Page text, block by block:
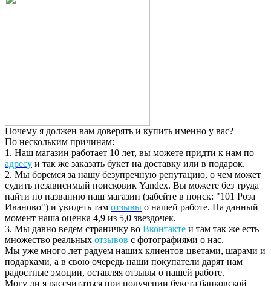
Почему я должен вам доверять и купить именно у вас?
По нескольким причинам:
1. Наш магазин работает 10 лет, вы можете придти к нам по
адресу и так же заказать букет на доставку или в подарок.
2. Мы боремся за нашу безупречную репутацию, о чем может
судить независимый поисковик Yandex. Вы можете без труда
найти по названию наш магазин (забейте в поиск: "101 Роза
Иваново") и увидеть там отзывы о нашей работе. На данный
момент наша оценка 4,9 из 5,0 звездочек.
3. Мы давно ведем страничку во Вконтакте и там так же есть
множество реальных отзывов с фотографиями о нас.
Мы уже много лет радуем наших клиентов цветами, шарами и
подарками, а в свою очередь наши покупатели дарят нам
радостные эмоции, оставляя отзывы о нашей работе.
Могу ли я рассчитаться при получении букета банковской